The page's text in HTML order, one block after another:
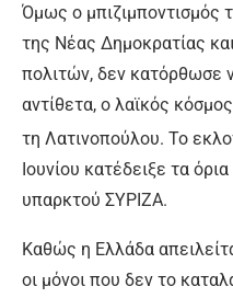
Όμως ο μπιζιμποντισμός
της Νέας Δημοκρατίας
πολιτών, δεν κατόρθωσε
αντίθετα, ο λαϊκός
τη Λατινοπούλου. Το
Ιουνίου κατέδειξε τα
υπαρκτού ΣΥΡΙΖΑ.
Καθώς η Ελλάδα
οι μόνοι που δεν το